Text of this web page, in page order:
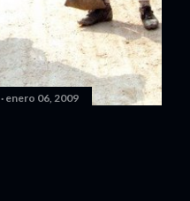
enero 06, 2009